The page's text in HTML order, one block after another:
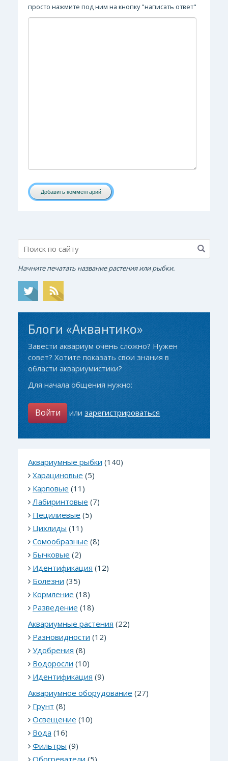
просто нажмите под ним на кнопку "написать ответ"
Добавить комментарий
Начните печатать название растения или рыбки.
Блоги «Аквантико»
Завести аквариум очень сложно? Нужен
совет? Хотите показать свои знания в
области аквариумистики?
Для начала общения нужно:
Войти илизарегистрироваться
Аквариумные рыбки (140)
Харациновые (5)
Карповые (11)
Лабиринтовые (7)
Пецилиевые (5)
Цихлиды (11)
Сомообразные (8)
Бычковые (2)
Идентификация (12)
Болезни (35)
Кормление (18)
Разведение (18)
Аквариумные растения (22)
Разновидности (12)
Удобрения (8)
Водоросли (10)
Идентификация (9)
Аквариумное оборудование (27)
Грунт (8)
Освещение (10)
Вода (16)
Фильтры (9)